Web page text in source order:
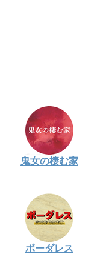
鬼女の棲む家
ボーダレス